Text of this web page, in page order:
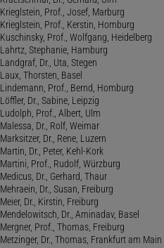
Krieglstein, Prof., Josef, Marburg
Krieglstein, Prof., Kerstin, Homburg
Kuschinsky, Prof., Wolfgang, Heidelberg
Lahrtz, Stephanie, Hamburg
Landgraf, Dr., Uta, Stegen
Laux, Thorsten, Basel
Lindemann, Prof., Bernd, Homburg
Löffler, Dr., Sabine, Leipzig
Ludolph, Prof., Albert, Ulm
Malessa, Dr., Rolf, Weimar
Marksitzer, Dr., Rene, Luzern
Martin, Dr., Peter, Kehl-Kork
Martini, Prof., Rudolf, Würzburg
Medicus, Dr., Gerhard, Thaur
Mehraein, Dr., Susan, Freiburg
Meier, Dr., Kirstin, Freiburg
Mendelowitsch, Dr., Aminadav, Basel
Mergner, Prof., Thomas, Freiburg
Metzinger, Dr., Thomas, Frankfurt am Main